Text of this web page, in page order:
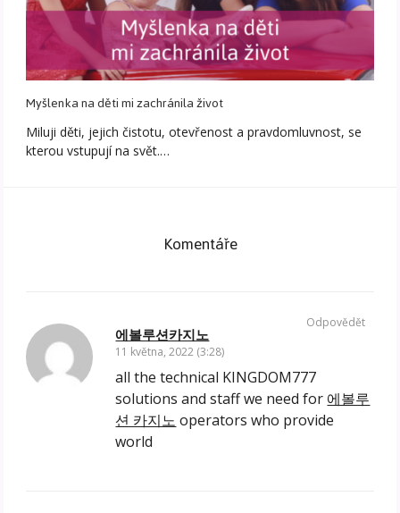
Myšlenka na děti mi zachránila život
Miluji děti, jejich čistotu, otevřenost a pravdomluvnost, se
kterou vstupují na svět.…
Komentáře
에볼루션카지노
11 května, 2022 (3:28)
all the technical KINGDOM777
solutions and staff we need for 에볼루
션 카지노 operators who provide
world
Odpovědět